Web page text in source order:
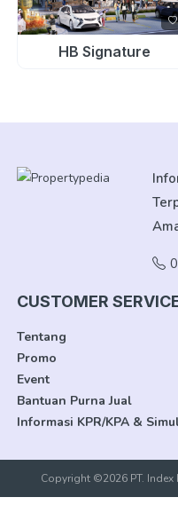
HB Signature
CUSTOMER
Tentang
Promo
Event
Bantuan Purna Jual
Informasi KPR/KPA &
Copyright ©2026 PT. Index